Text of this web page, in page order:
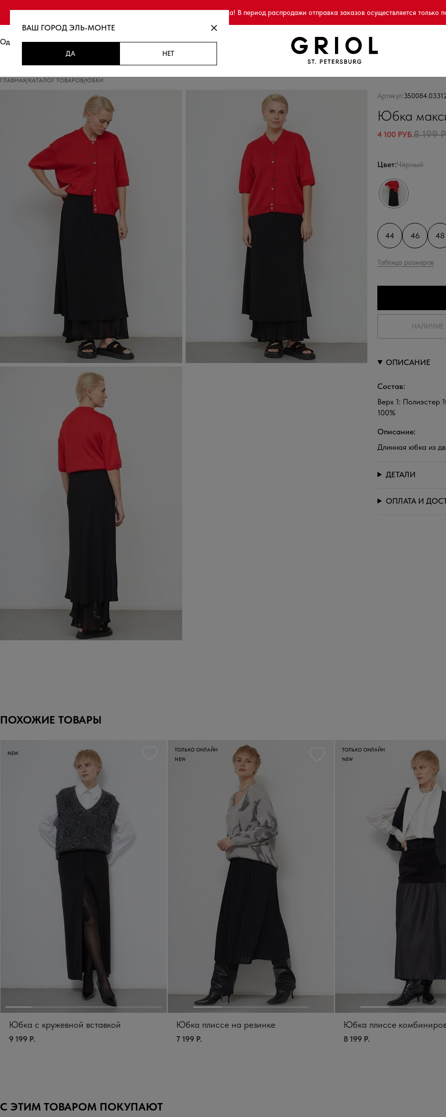
Финальная распродажа! В период распродажи отправка заказов осуществляется только
Одежда Новинки Распродажа
ГЛАВНАЯ/КАТАЛОГ ТОВАРОВ/ЮБКИ
Артикул:
Юбка
4 100 РУБ.8 199
Цвет:Чёрный
44 46 48
Таблица размеров
НАЛИЧИЕ
ОПИСАНИЕ
Состав:
Верх 1: Полиэстер
100%
Описание:
Длинная юбка из
ДЕТАЛИ
ОПЛАТА И
ПОХОЖИЕ ТОВАРЫ
NEW
Юбка с кружевной вставкой
9 199 Р.
ТОЛЬКО ОНЛАЙН
NEW
Юбка плиссе на резинке
7 199 Р.
ТОЛЬКО ОНЛАЙН
NEW
Юбка плиссе
8 199 Р.
С ЭТИМ ТОВАРОМ ПОКУПАЮТ
ВАШ ГОРОД ЭЛЬ-МОНТЕ
ДА НЕТ